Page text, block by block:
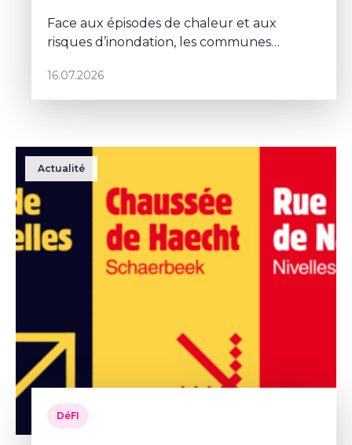
Face aux épisodes de chaleur et aux
risques d’inondation, les communes
Schaerbeek, Deborah Lorenzino mise sur la
végétalisation et la participation cito
16.07.2026
Actualité
DéFI